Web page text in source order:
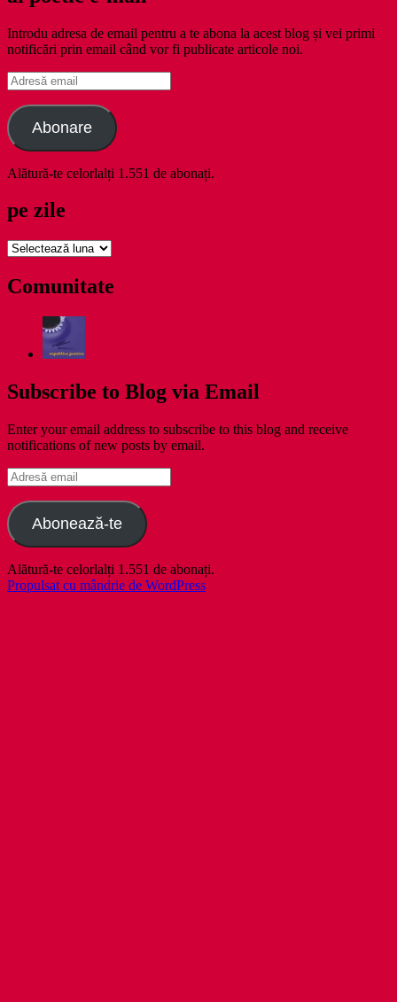
Introdu adresa de email pentru a te abona la acest blog și vei primi
notificări prin email când vor fi publicate articole noi.
Adresă
email
Abonare
Alătură-te celorlalți 1.551 de abonați.
pe zile
pe
Comunitate
Subscribe to Blog via Email
Enter your email address to subscribe to this blog and receive
notifications of new posts by email.
Adresă
email
Abonează-te
Alătură-te celorlalți 1.551 de abonați.
Propulsat cu mândrie de WordPress